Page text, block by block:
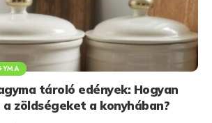
tároló edények: Hogyan
zöldségeket a konyhában?